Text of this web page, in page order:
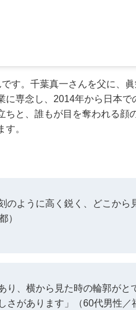
す。千葉真一さんを父に、
専念し、2014年から日本で
と、誰もが目を奪われる顔
。
のように高く鋭く、どこから
）
り、横から見た時の輪郭がと
があります」（60代男性／